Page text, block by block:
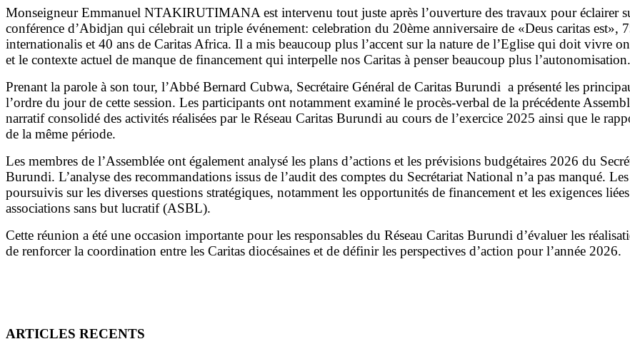
Monseigneur Emmanuel NTAKIRUTIMANA est intervenu tout juste après l’ouverture des travaux pour éclairer
conférence d’Abidjan qui célebrait un triple événement: celebration du 20ème anniversaire de «Deus caritas est»,
internationalis et 40 ans de Caritas Africa. Il a mis beaucoup plus l’accent sur la nature de l’Eglise qui doit vivre
et le contexte actuel de manque de financement qui interpelle nos Caritas à penser beaucoup plus l’autonomisation.
Prenant la parole à son tour, l’Abbé Bernard Cubwa, Secrétaire Général de Caritas Burundi a présenté les
l’ordre du jour de cette session. Les participants ont notamment examiné le procès-verbal de la précédente
narratif consolidé des activités réalisées par le Réseau Caritas Burundi au cours de l’exercice 2025 ainsi que le
de la même période.
Les membres de l’Assemblée ont également analysé les plans d’actions et les prévisions budgétaires 2026 du
Burundi. L’analyse des recommandations issus de l’audit des comptes du Secrétariat National n’a pas manqué.
poursuivis sur les diverses questions stratégiques, notamment les opportunités de financement et les exigences
associations sans but lucratif (ASBL).
Cette réunion a été une occasion importante pour les responsables du Réseau Caritas Burundi d’évaluer les
de renforcer la coordination entre les Caritas diocésaines et de définir les perspectives d’action pour l’année 2026.
ARTICLES RECENTS